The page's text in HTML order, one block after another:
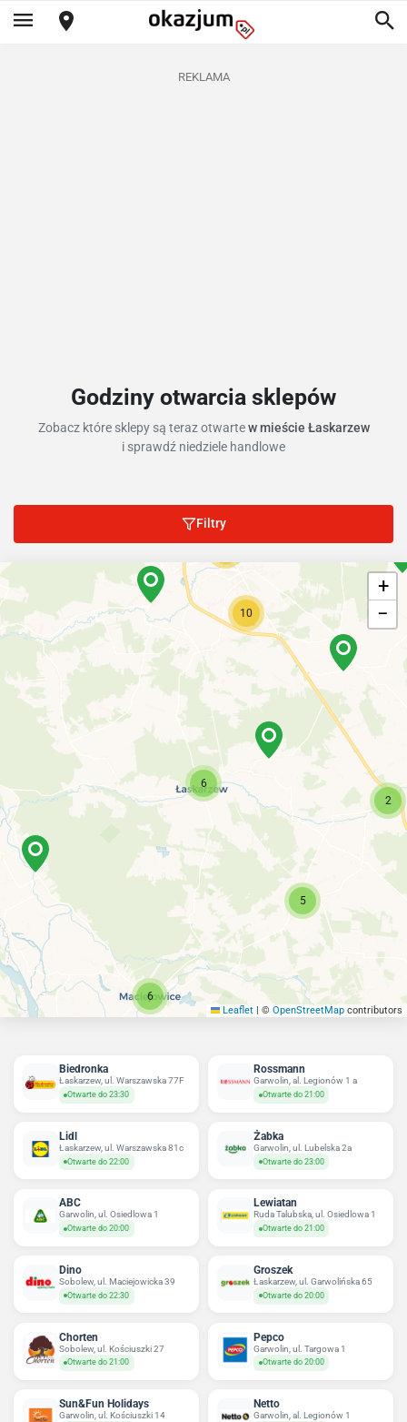
REKLAMA
Godziny otwarcia sklepów
Zobacz które sklepy są teraz otwartew mieście Łaskarzew
i sprawdź niedziele handlowe
Filtry
6
5
2
10
6
+
−
Leaflet | © OpenStreetMap contributors
Biedronka
Łaskarzew, ul. Warszawska 77F
Otwarte do 23:30
Rossmann
Garwolin, al. Legionów 1 a
Otwarte do 21:00
Lidl
Łaskarzew, ul. Warszawska 81c
Otwarte do 22:00
Żabka
Garwolin, ul. Lubelska 2a
Otwarte do 23:00
ABC
Garwolin, ul. Osiedlowa 1
Otwarte do 20:00
Lewiatan
Ruda Talubska, ul. Osiedlowa 1
Otwarte do 21:00
Dino
Sobolew, ul. Maciejowicka 39
Otwarte do 22:30
Groszek
Łaskarzew, ul. Garwolińska 65
Otwarte do 20:00
Chorten
Sobolew, ul. Kościuszki 27
Otwarte do 21:00
Pepco
Garwolin, ul. Targowa 1
Otwarte do 20:00
Sun&Fun Holidays
Garwolin, ul. Kościuszki 14
Netto
Garwolin, al. Legionów 1